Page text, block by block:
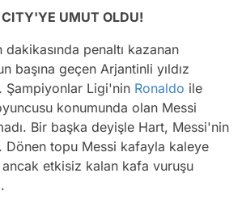
UMUT OLDU!
dakikasında penaltı kazanan
başına geçen Arjantinli yıldız
Şampiyonlar Ligi'nin Ronaldo ile
konumunda olan Messi
Bir başka deyişle Hart, Messi'nin
Dönen topu Messi kafayla kaleye
etkisiz kalan kafa vuruşu